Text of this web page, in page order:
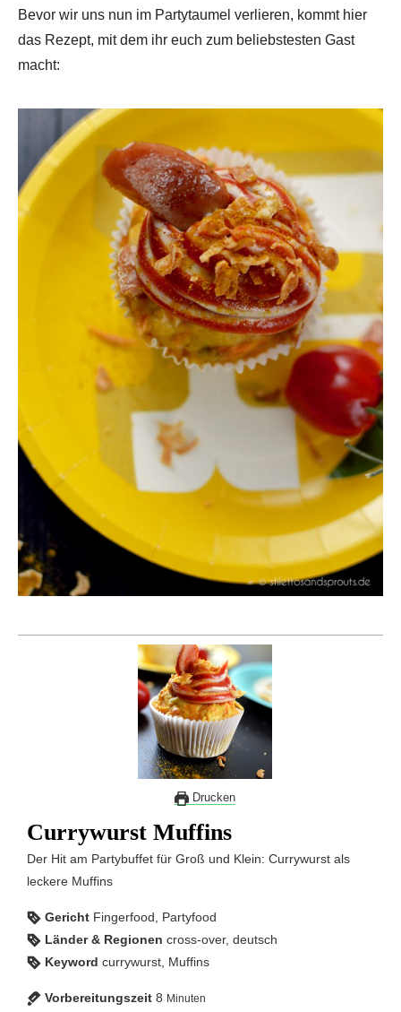
Bevor wir uns nun im Partytaumel verlieren, kommt hier
das Rezept, mit dem ihr euch zum beliebstesten Gast
macht:
Drucken
Currywurst Muffins
Der Hit am Partybuffet für Groß und Klein: Currywurst als
leckere Muffins
Gericht Fingerfood, Partyfood
Länder & Regionen cross-over, deutsch
Keyword currywurst, Muffins
Vorbereitungszeit 8 Minuten